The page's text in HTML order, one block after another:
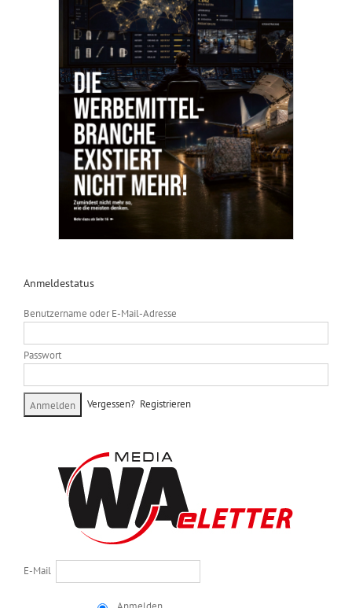
Anmeldestatus
Benutzername oder E-Mail-Adresse
Passwort
Vergessen? Registrieren
E-Mail